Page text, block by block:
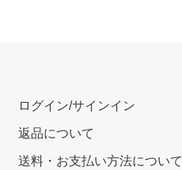
ログイン/サインイン
返品について
送料・お支払い方法について